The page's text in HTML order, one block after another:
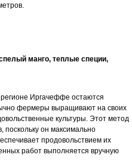
манго, теплые специи,
Иргачеффе остаются
фермеры выращивают на своих
культуры. Этот метод
он максимально
продовольствием их
работ выполняется вручную